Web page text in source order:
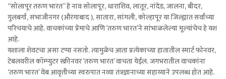
“सोलापूर तरुण भारत” हे नाव सोलापूर, धाराशिव, लातूर, नांदेड, जालना, बीदर,
गुलबर्गा, संभाजीनगर (औरंगाबाद ), सातारा, सांगली, कोल्हापूर या जिल्ह्यात सर्वांच्या
परिचयाचे आहे. वाचकांच्या प्रेमाचे आणि ‘तरुण भारत’ने सांभाळलेल्या मूल्यांचेच हे यश
आहे.
यशाला शेवटचा असा टप्पा नसतो. त्यामुळेच आता प्रत्येकाच्या हातातील स्मार्ट फोनवर,
टेबलवरील कॉम्प्युटर स्क्रीनवर ‘तरुण भारत’ वाचता येईल. जगभरातील वाचकांना
‘तरुण भारत’ वेब आवृत्तीच्या स्वरुपात नव्या तंत्रज्ञानाच्या सहाय्याने उपलब्ध होत आहे.